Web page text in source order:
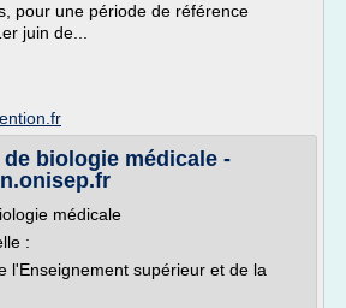
pour une période de référence
juin de...
de biologie médicale -
médicale
:
l'Enseignement supérieur et de la